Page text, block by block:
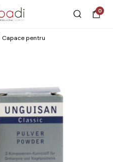
0
Capace pentru